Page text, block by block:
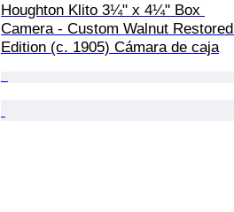
Houghton Klito 3¼" x 4¼" Box
Camera - Custom Walnut Restored
Edition (c. 1905) Cámara de caja